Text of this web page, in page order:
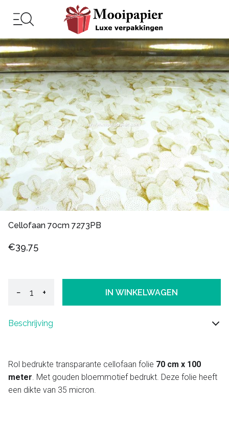
Cellofaan 70cm 7273PB
€39,75
− + IN WINKELWAGEN
Beschrijving
Rol bedrukte transparante cellofaan folie 70 cm x 100
meter. Met gouden bloemmotief bedrukt. Deze folie heeft
een dikte van 35 micron.